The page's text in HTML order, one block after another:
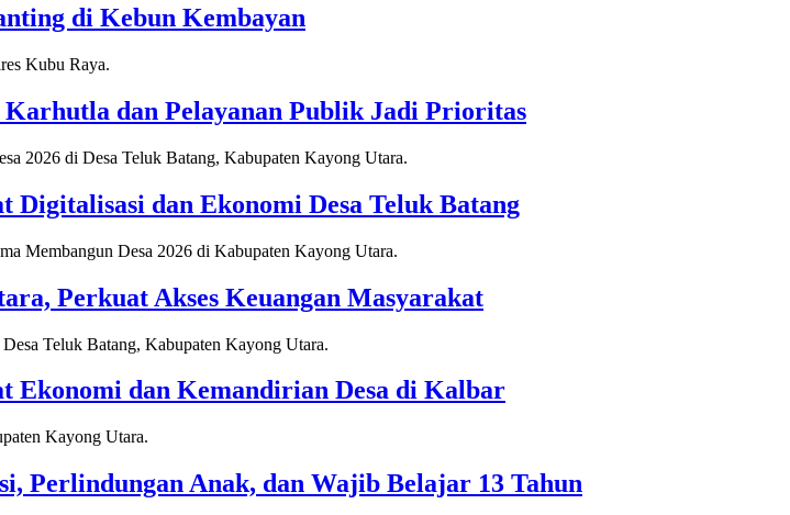
di Kebun Kembayan
dan Pelayanan Publik Jadi Prioritas
Digitalisasi dan Ekonomi Desa Teluk Batang
Perkuat Akses Keuangan Masyarakat
Ekonomi dan Kemandirian Desa di Kalbar
Perlindungan Anak, dan Wajib Belajar 13 Tahun